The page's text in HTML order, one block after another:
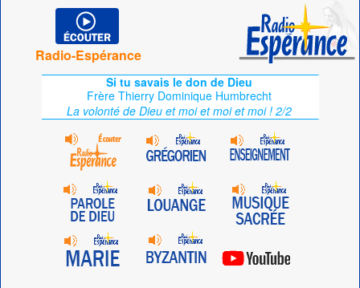
Radio-Espérance
Si tu savais le don de Dieu
Frère Thierry Dominique Humbrecht
La volonté de Dieu et moi et moi et moi ! 2/2